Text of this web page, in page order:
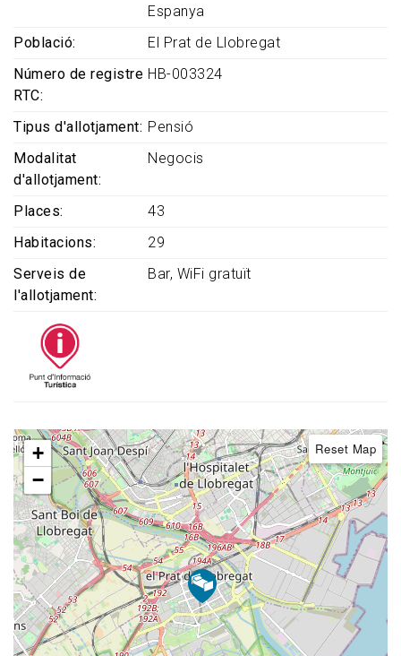
Espanya
Població
El Prat de Llobregat
Número de registre
RTC
HB-003324
Tipus d'allotjament
Pensió
Modalitat
d'allotjament
Negocis
Places
43
Habitacions
29
Serveis de
l'allotjament
Bar WiFi gratuït
+
−
Reset Map